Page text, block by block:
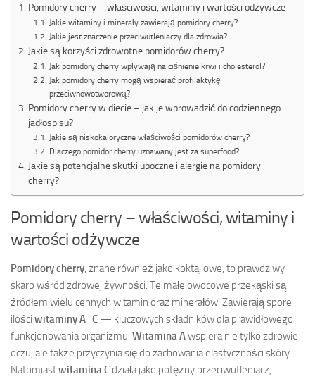
Pomidory cherry – właściwości, witaminy i wartości odżywcze
Jakie witaminy i minerały zawierają pomidory cherry?
Jakie jest znaczenie przeciwutleniaczy dla zdrowia?
Jakie są korzyści zdrowotne pomidorów cherry?
Jak pomidory cherry wpływają na ciśnienie krwi i cholesterol?
Jak pomidory cherry mogą wspierać profilaktykę
przeciwnowotworową?
Pomidory cherry w diecie – jak je wprowadzić do codziennego
jadłospisu?
Jakie są niskokaloryczne właściwości pomidorów cherry?
Dlaczego pomidor cherry uznawany jest za superfood?
Jakie są potencjalne skutki uboczne i alergie na pomidory
cherry?
Pomidory cherry – właściwości, witaminy i
wartości odżywcze
Pomidory cherry, znane również jako koktajlowe, to prawdziwy
skarb wśród zdrowej żywności. Te małe owocowe przekąski są
źródłem wielu cennych witamin oraz minerałów. Zawierają spore
ilości witaminy A i C — kluczowych składników dla prawidłowego
funkcjonowania organizmu. Witamina Awspiera nie tylko zdrowie
oczu, ale także przyczynia się do zachowania elastyczności skóry.
Natomiastwitamina Cdziała jako potężny przeciwutleniacz,